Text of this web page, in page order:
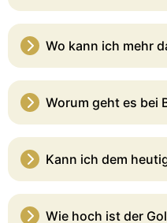
Wo kann ich mehr
Worum geht es bei
Kann ich dem
Wie hoch ist der